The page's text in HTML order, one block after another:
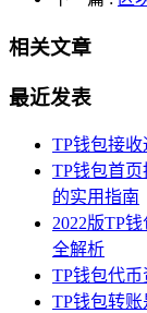
相关文章
最近发表
TP钱包接
TP钱包首
的实用指南
2022版TP
全解析
TP钱包代
TP钱包转